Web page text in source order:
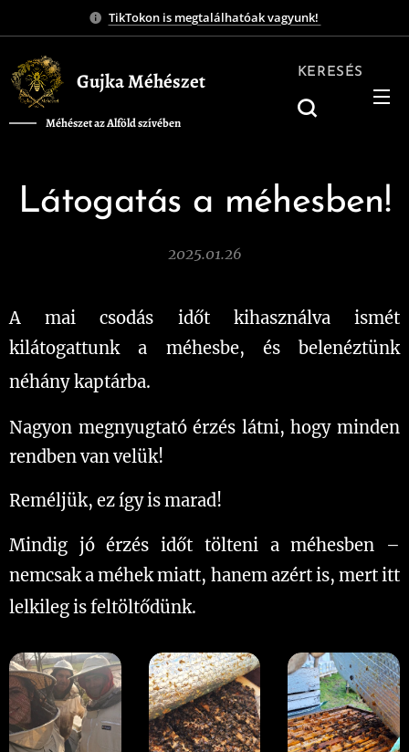
TikTokon is megtalálhatóak vagyunk!
Gujka Méhészet
Méhészet az Alföld szívében
KERESÉS
Látogatás a méhesben!
2025.01.26
A mai csodás időt kihasználva ismét
kilátogattunk a méhesbe, és belenéztünk
néhány kaptárba.
Nagyon megnyugtató érzés látni, hogy minden
rendben van velük!
Reméljük, ez így is marad!
Mindig jó érzés időt tölteni a méhesben –
nemcsak a méhek miatt, hanem azért is, mert itt
lelkileg is feltöltődünk.